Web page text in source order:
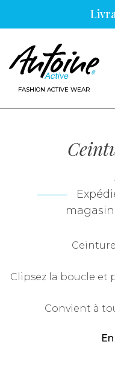
FASHION ACTIVE WEAR
Clipsez la boucle et
Convient à